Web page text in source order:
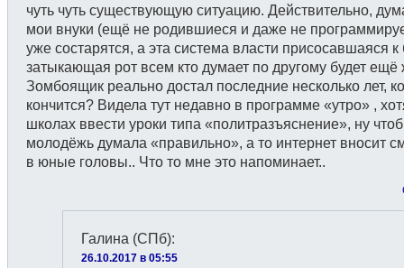
чуть чуть существующую ситуацию. Действительно,
мои внуки (ещё не родившиеся и даже не
уже состарятся, а эта система власти присосавшаяся к
затыкающая рот всем кто думает по другому будет ещё
Зомбоящик реально достал последние несколько лет,
кончится? Видела тут недавно в программе «утро» ,
школах ввести уроки типа «политразъяснение», ну
молодёжь думала «правильно», а то интернет вносит
в юные головы.. Что то мне это напоминает..
Галина (СПб):
26.10.2017 в 05:55